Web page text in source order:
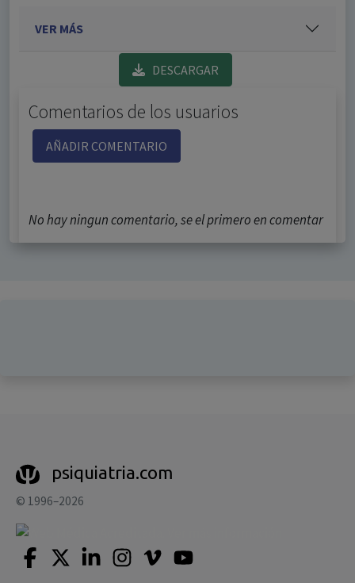
VER MÁS
DESCARGAR
Comentarios de los usuarios
AÑADIR COMENTARIO
No hay ningun comentario, se el primero en comentar
psiquiatria.com
© 1996–2026